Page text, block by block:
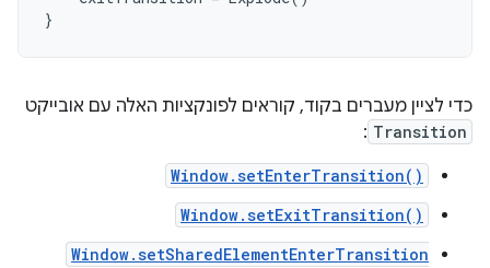
}
כדי לציין מעברים בקוד, קוראים לפונקציות האלה עם אובייקט
Transition
:
Window.setEnterTransition()
Window.setExitTransition()
Window.setSharedElementEnterTransition